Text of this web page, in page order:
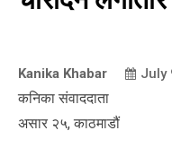
Kanika Khabar July
कनिका संवाददाता
असार २५, काठमाडौं